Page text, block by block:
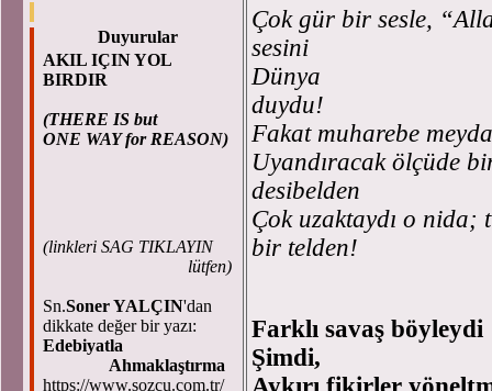
Duyurular
AKIL IÇIN YOL
BIRDIR
(THERE IS but
ONE WAY for REASON)
(linkleri SAG TIKLAYIN
lütfen)
Sn.Soner YALÇIN'dan
dikkate değer bir yazı:
Edebiyatla
Ahmaklaştırma
https://www.sozcu.com.tr/
Çok gür bir sesle,
sesini
Dünya
Fakat muharebe
Uyandıracak ölçüde
Çok uzaktaydı o nida;
bir telden!
Farklı savaş böyleydi
Şimdi,